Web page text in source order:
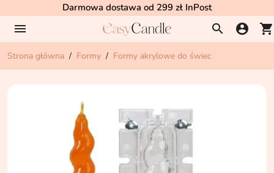
Darmowa dostawa od 299 zł InPost
menu search account_circle shopping_cart
Strona główna Formy Formy akrylowe do świec